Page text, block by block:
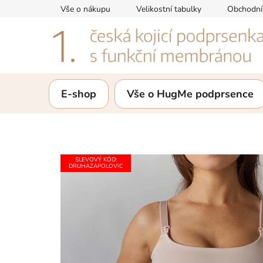
Vše o nákupu Velikostní tabulky
E-shop Vše o HugMe podprsence
SLEVOVÝ KÓD:
DRUHAZAPOLOVIC